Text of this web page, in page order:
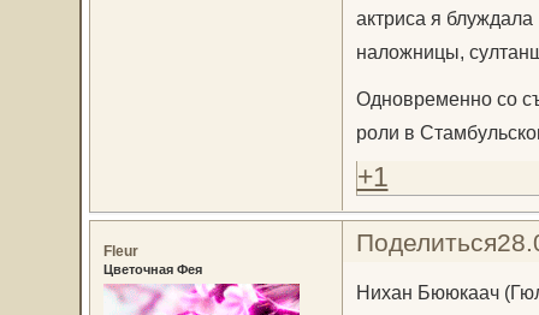
актриса я
наложницы,
Одновременно со
роли в
+1
Поделиться
Fleur
Цветочная Фея
Нихан Бююкаач